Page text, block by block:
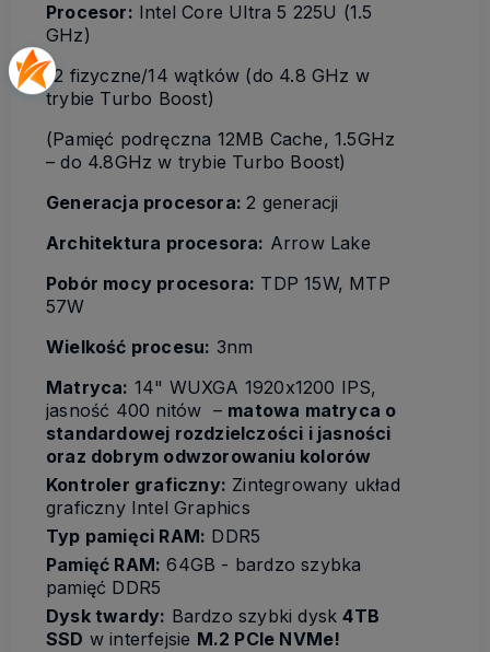
Procesor: Intel Core Ultra 5 225U (1.5
GHz)
12 fizyczne/14 wątków (do 4.8 GHz w
trybie Turbo Boost)
(Pamięć podręczna 12MB Cache, 1.5GHz
– do 4.8GHz w trybie Turbo Boost)
Generacja procesora:2 generacji
Architektura procesora: Arrow Lake
Pobór mocy procesora: TDP 15W, MTP
57W
Wielkość procesu: 3nm
Matryca: 14" WUXGA 1920x1200 IPS,
jasność 400 nitów – matowa matryca o
standardowej rozdzielczości i jasności
oraz dobrym odwzorowaniu kolorów
Kontroler graficzny: Zintegrowany układ
graficzny Intel Graphics
Typ pamięci RAM: DDR5
Pamięć RAM: 64GB - bardzo szybka
pamięć DDR5
Dysk twardy: Bardzo szybki dysk4TB
SSD w interfejsie M.2 PCIe NVMe!